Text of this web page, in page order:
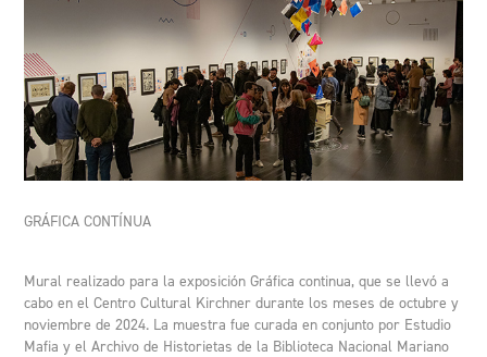
GRÁFICA CONTÍNUA
Mural realizado para la exposición Gráfica continua, que se llevó a
cabo en el Centro Cultural Kirchner durante los meses de octubre y
noviembre de 2024. La muestra fue curada en conjunto por Estudio
Mafia y el Archivo de Historietas de la Biblioteca Nacional Mariano